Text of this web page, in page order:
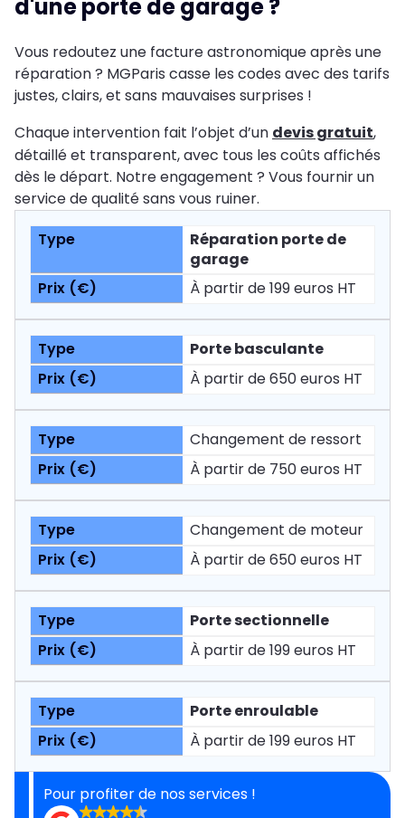
d'une porte de garage ?
Vous redoutez une facture astronomique après une
réparation ? MGParis casse les codes avec des tarifs
justes, clairs, et sans mauvaises surprises !
Chaque intervention fait l’objet d’un devis gratuit,
détaillé et transparent, avec tous les coûts affichés
dès le départ. Notre engagement ? Vous fournir un
service de qualité sans vous ruiner.
Réparation porte de
garage
À partir de 199 euros HT
Porte basculante
À partir de 650 euros HT
Changement de ressort
À partir de 750 euros HT
Changement de moteur
À partir de 650 euros HT
Porte sectionnelle
À partir de 199 euros HT
Porte enroulable
À partir de 199 euros HT
Pour profiter de nos services !